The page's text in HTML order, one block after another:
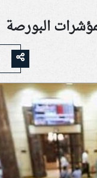
البورصة